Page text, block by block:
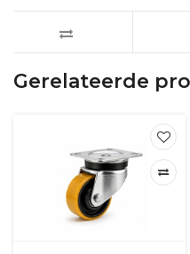
Gerelateerde